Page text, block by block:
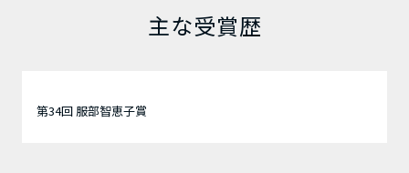
主な受賞歴
第34回 服部智恵子賞